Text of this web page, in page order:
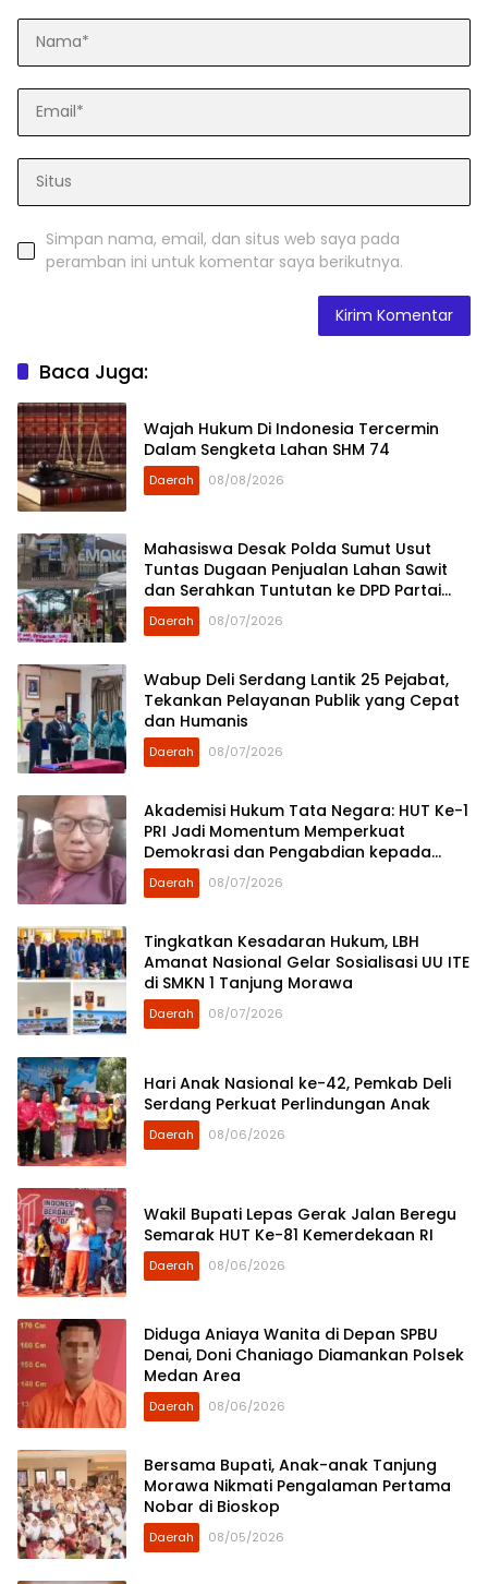
Simpan nama, email, dan situs web saya pada
peramban ini untuk komentar saya berikutnya.
Baca Juga:
Wajah Hukum Di Indonesia Tercermin
Dalam Sengketa Lahan SHM 74
Daerah 08/08/2026
Mahasiswa Desak Polda Sumut Usut
Tuntas Dugaan Penjualan Lahan Sawit
dan Serahkan Tuntutan ke DPD Partai
Demokrat Sumut
Daerah 08/07/2026
Wabup Deli Serdang Lantik 25 Pejabat,
Tekankan Pelayanan Publik yang Cepat
dan Humanis
Daerah 08/07/2026
Akademisi Hukum Tata Negara: HUT Ke-1
PRI Jadi Momentum Memperkuat
Demokrasi dan Pengabdian kepada
Rakyat
Daerah 08/07/2026
Tingkatkan Kesadaran Hukum, LBH
Amanat Nasional Gelar Sosialisasi UU ITE
di SMKN 1 Tanjung Morawa
Daerah 08/07/2026
Hari Anak Nasional ke-42, Pemkab Deli
Serdang Perkuat Perlindungan Anak
Daerah 08/06/2026
Wakil Bupati Lepas Gerak Jalan Beregu
Semarak HUT Ke-81 Kemerdekaan RI
Daerah 08/06/2026
Diduga Aniaya Wanita di Depan SPBU
Denai, Doni Chaniago Diamankan Polsek
Medan Area
Daerah 08/06/2026
Bersama Bupati, Anak-anak Tanjung
Morawa Nikmati Pengalaman Pertama
Nobar di Bioskop
Daerah 08/05/2026